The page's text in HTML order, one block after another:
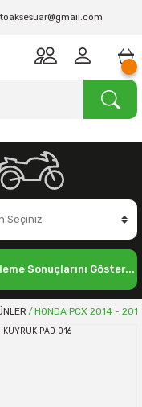
Sonuçlarını Göster...
HONDA PCX 2014 -